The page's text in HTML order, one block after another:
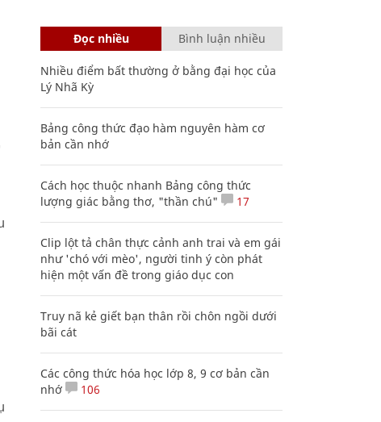
Đọc nhiều Bình luận nhiều
Nhiều điểm bất thường ở bằng đại học của
Lý Nhã Kỳ
Bảng công thức đạo hàm nguyên hàm cơ
bản cần nhớ
Cách học thuộc nhanh Bảng công thức
lượng giác bằng thơ, "thần chú"
17
Clip lột tả chân thực cảnh anh trai và em gái
như 'chó với mèo', người tinh ý còn phát
hiện một vấn đề trong giáo dục con
Truy nã kẻ giết bạn thân rồi chôn ngồi dưới
bãi cát
Các công thức hóa học lớp 8, 9 cơ bản cần
nhớ
106